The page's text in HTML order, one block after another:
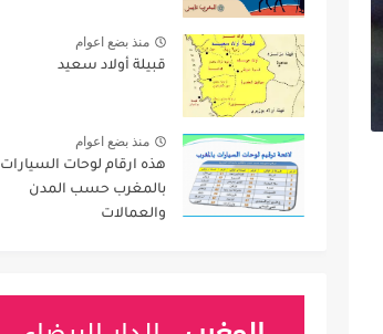
منذ بضع اعوام
قبيلة أولاد سعيد
منذ بضع اعوام
هذه ارقام لوحات السيارات
بالمغرب حسب المدن
والعمالات